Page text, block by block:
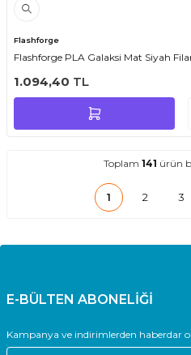
Flashforge
Flashforge PLA Galaksi Mat Siyah
1.094,40 TL
Toplam 141 ürün
1 2 3
E-BÜLTEN ABONELİĞİ
Kampanya ve indirimlerden haberdar